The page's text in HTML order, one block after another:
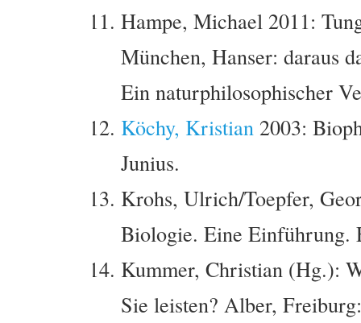
Hampe, Michael 2011:
München, Hanser: daraus
Ein naturphilosophischer
Köchy, Kristian 2003:
Junius.
Krohs, Ulrich/Toepfer,
Biologie. Eine Einführung.
Kummer, Christian (Hg.):
Sie leisten? Alber,